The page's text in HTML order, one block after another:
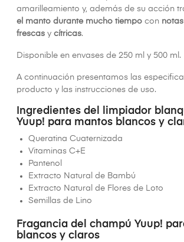
amarilleamiento y, además de su acción
el manto durante mucho tiempo con
frescas y cítricas.
Disponible en envases de 250 ml y 500 ml.
A continuación presentamos las
producto y las instrucciones de uso.
Ingredientes del limpiador
Yuup! para mantos blancos y
Queratina Cuaternizada
Vitaminas C+E
Pantenol
Extracto Natural de Bambú
Extracto Natural de Flores de Loto
Semillas de Lino
Fragancia del champú Yuup!
blancos y claros